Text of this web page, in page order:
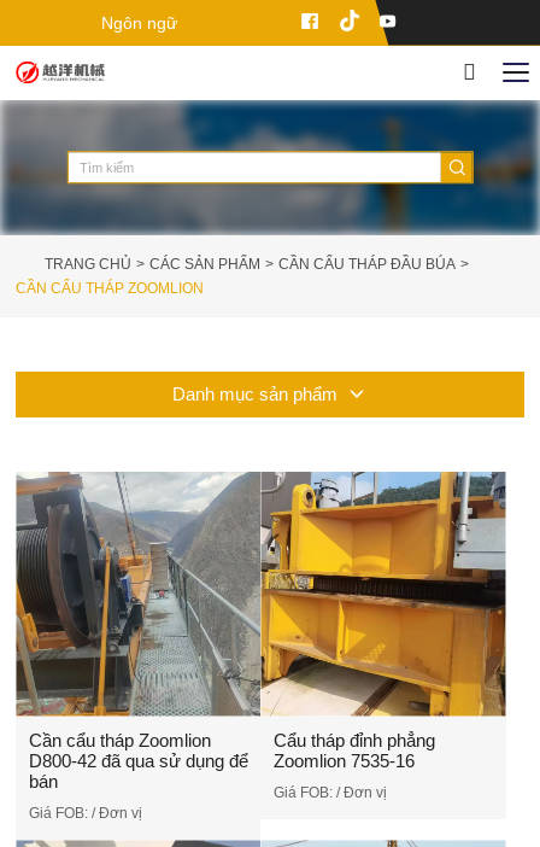
Ngôn ngữ
TRANG CHỦ CÁC SẢN PHẨM
CẦN CẨU THÁP ĐẦU BÚA
CẦN CẨU THÁP ZOOMLION
Danh mục sản phẩm
Cần cẩu tháp Zoomlion
D800-42 đã qua sử dụng để
bán
Giá FOB: / Đơn vị
Cẩu tháp đỉnh phẳng
Zoomlion 7535-16
Giá FOB: / Đơn vị